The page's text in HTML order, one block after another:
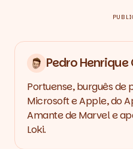
Pedro
Portuense, burguês de
Microsoft e Apple, do
Amante de Marvel e
Loki.